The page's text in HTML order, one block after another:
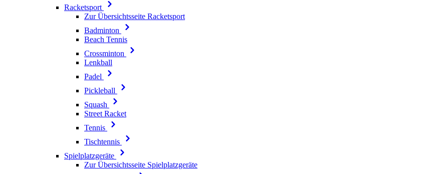
Racketsport
Zur Übersichtsseite Racketsport
Badminton
Beach Tennis
Crossminton
Lenkball
Padel
Pickleball
Squash
Street Racket
Tennis
Tischtennis
Spielplatzgeräte
Zur Übersichtsseite Spielplatzgeräte